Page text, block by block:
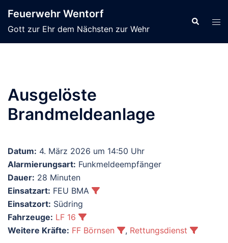
Inhalt
springen
Feuerwehr Wentorf
Gott zur Ehr dem Nächsten zur Wehr
Suche
Ausgelöste
Brandmeldeanlage
Datum: 4. März 2026 um 14:50 Uhr
Alarmierungsart: Funkmeldeempfänger
Dauer: 28 Minuten
Einsatzart: FEU BMA
Einsatzort: Südring
Fahrzeuge: LF 16
Weitere Kräfte: FF Börnsen , Rettungsdienst